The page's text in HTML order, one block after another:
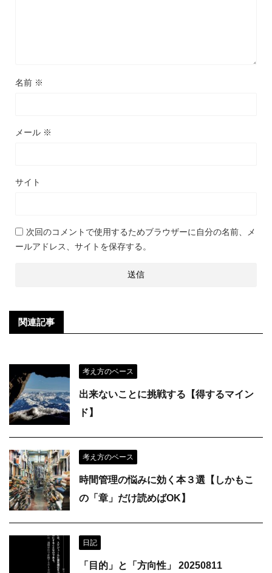
名前 ※
メール ※
サイト
次回のコメントで使用するためブラウザーに自分の名前、メ
ールアドレス、サイトを保存する。
関連記事
考え方のベース
出来ないことに挑戦する【得するマイン
ド】
考え方のベース
時間管理の悩みに効く本３選【しかもこ
の「章」だけ読めばOK】
日記
「目的」と「方向性」 20250811